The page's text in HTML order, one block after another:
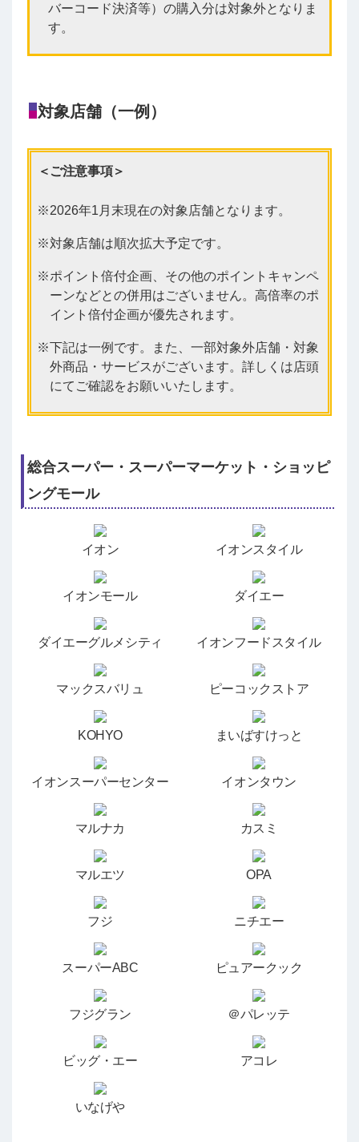
バーコード決済等）の購入分は対象外となりま
す。
対象店舗（一例）
＜ご注意事項＞
2026年1月末現在の対象店舗となります。
対象店舗は順次拡大予定です。
ポイント倍付企画、その他のポイントキャンペ
ーンなどとの併用はございません。高倍率のポ
イント倍付企画が優先されます。
下記は一例です。また、一部対象外店舗・対象
外商品・サービスがございます。詳しくは店頭
にてご確認をお願いいたします。
総合スーパー・スーパーマーケット・ショッピ
ングモール
イオン イオンスタイル
イオンモール ダイエー
ダイエーグルメシティ イオンフードスタイル
マックスバリュ ピーコックストア
KOHYO まいばすけっと
イオンスーパーセンター イオンタウン
マルナカ カスミ
マルエツ OPA
フジ ニチエー
スーパーABC ピュアークック
フジグラン ＠パレッテ
ビッグ・エー アコレ
いなげや